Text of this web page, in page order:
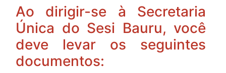
Ao dirigir-se à Secretaria
Única do Sesi Bauru, você
deve levar os seguintes
documentos: